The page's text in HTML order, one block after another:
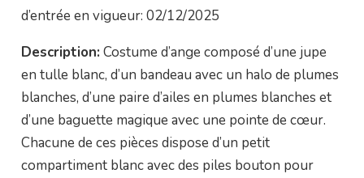
d’entrée en vigueur: 02/12/2025
Description: Costume d’ange composé d’une jupe
en tulle blanc, d’un bandeau avec un halo de plumes
blanches, d’une paire d’ailes en plumes blanches et
d’une baguette magique avec une pointe de cœur.
Chacune de ces pièces dispose d’un petit
compartiment blanc avec des piles bouton pour